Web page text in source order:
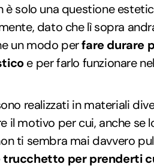
è solo una questione
dato che lì sopra
un modo perfare durare
e per farlo funzionare
realizzati in materiali
il motivo per cui, anche se
ti sembra mai davvero
trucchetto per prenderti